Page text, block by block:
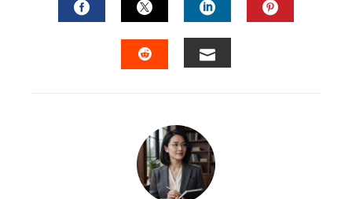
FACEBOOKTWITTERLINKEDIN